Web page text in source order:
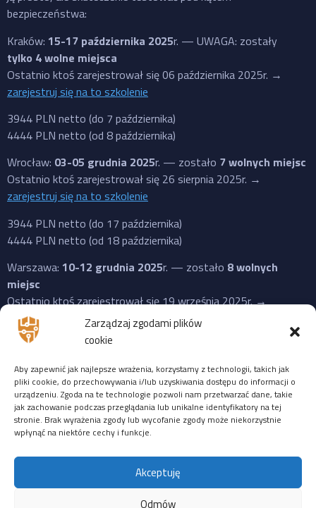
Zarządzaj zgodami plików
cookie
Aby zapewnić jak najlepsze wrażenia, korzystamy z technologii, takich jak
pliki cookie, do przechowywania i/lub uzyskiwania dostępu do informacji o
urządzeniu. Zgoda na te technologie pozwoli nam przetwarzać dane, takie
jak zachowanie podczas przeglądania lub unikalne identyfikatory na tej
stronie. Brak wyrażenia zgody lub wycofanie zgody może niekorzystnie
wpłynąć na niektóre cechy i funkcje.
Akceptuję
Odmów
bezpieczeństwa:
Kraków: 15-17 października 2025r. — UWAGA: zostały
tylko 4 wolne miejsca
Ostatnio ktoś zarejestrował się 06 października 2025r. →
zarejestruj się na to szkolenie
3944 PLN netto (do 7 października)
4444 PLN netto (od 8 października)
Wrocław: 03-05 grudnia 2025r. — zostało 7 wolnych miejsc
Ostatnio ktoś zarejestrował się 26 sierpnia 2025r. →
zarejestruj się na to szkolenie
3944 PLN netto (do 17 października)
4444 PLN netto (od 18 października)
Warszawa: 10-12 grudnia 2025r. — zostało 8 wolnych
miejsc
Ostatnio ktoś zarejestrował się 19 września 2025r. →
zarejestruj się na to szkolenie
3944 PLN netto (do 17 października)
4444 PLN netto (od 18 października)
ZDALNIE:14-16 stycznia 2026r. — zostało9 wolnych
miejsc
Ostatnio ktoś zarejestrował się 19 września 2025r. →
zarejestruj się na to szkolenie
3944 PLN netto (do 24 października)
4444 PLN netto (od 25 października)